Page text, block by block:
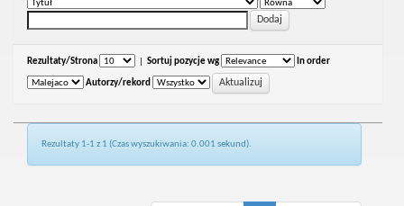
Rezultaty/Strona Sortuj pozycje wg In order
Autorzy/rekord
Rezultaty 1-1 z 1 (Czas wyszukiwania: 0.001 sekund).